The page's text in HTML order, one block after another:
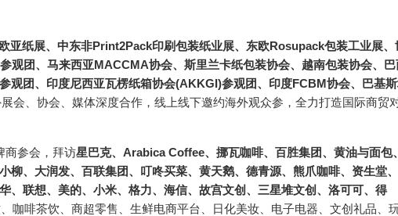
亚纸展、中东非Print2Pack印刷包装纸业展、东欧Rosupack包装工业展、
观团、马来西亚MACCMA协会、斯里兰卡纸包装协会、越南包装协会、巴
观团、印度尼西亚瓦楞纸箱协会(AKKGI)参观团、印度FCBM协会、巴基斯
会、协会、媒体深度合作，线上线下邀约海外观众参，全力打造国际商贸
商参会，拜访星巴克、Arabica Coffee、挪瓦咖啡、百胜集团、黄油与面包、
柳、大润发、百联集团、叮咚买菜、黄天鹅、德青源、熊爪咖啡、资生堂、
、联想、美的、小米、格力、海信、故宫文创、三星堆文创、洛可可、得
咖啡茶饮、商超零售、生鲜电商平台、日化美妆、电子电器、文创礼品、